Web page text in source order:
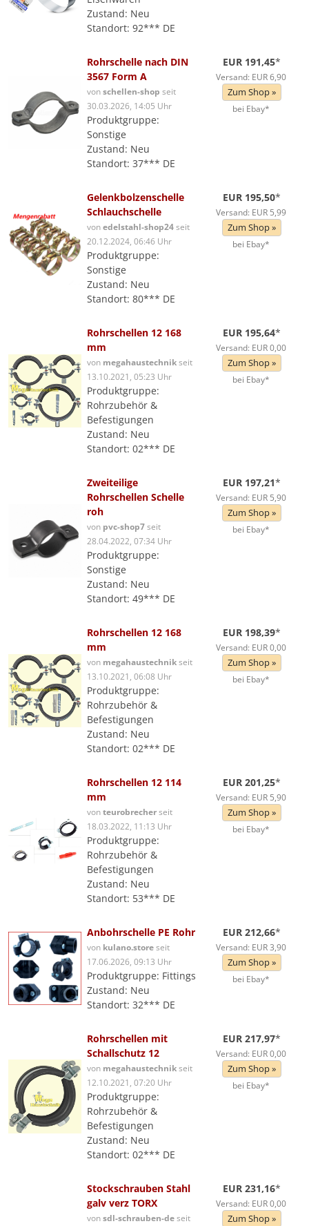
Zustand: Neu
Standort: 92*** DE
Rohrschelle nach DIN
3567 Form A
vonschellen-shop seit
30.03.2026, 14:05 Uhr
Produktgruppe:
Sonstige
Zustand: Neu
Standort: 37*** DE
EUR 191,45*
Versand: EUR 6,90
Zum Shop »
bei Ebay*
Gelenkbolzenschelle
Schlauchschelle
vonedelstahl-shop24seit
20.12.2024, 06:46 Uhr
Produktgruppe:
Sonstige
Zustand: Neu
Standort: 80*** DE
EUR 195,50*
Versand: EUR 5,99
Zum Shop »
bei Ebay*
Rohrschellen 12 168
mm
von megahaustechnikseit
13.10.2021, 05:23 Uhr
Produktgruppe:
Rohrzubehör &
Befestigungen
Zustand: Neu
Standort: 02*** DE
EUR 195,64*
Versand: EUR 0,00
Zum Shop »
bei Ebay*
Zweiteilige
Rohrschellen Schelle
roh
von pvc-shop7seit
28.04.2022, 07:34 Uhr
Produktgruppe:
Sonstige
Zustand: Neu
Standort: 49*** DE
EUR 197,21*
Versand: EUR 5,90
Zum Shop »
bei Ebay*
Rohrschellen 12 168
mm
von megahaustechnikseit
13.10.2021, 06:08 Uhr
Produktgruppe:
Rohrzubehör &
Befestigungen
Zustand: Neu
Standort: 02*** DE
EUR 198,39*
Versand: EUR 0,00
Zum Shop »
bei Ebay*
Rohrschellen 12 114
mm
vonteurobrecherseit
18.03.2022, 11:13 Uhr
Produktgruppe:
Rohrzubehör &
Befestigungen
Zustand: Neu
Standort: 53*** DE
EUR 201,25*
Versand: EUR 5,90
Zum Shop »
bei Ebay*
Anbohrschelle PE Rohr
von kulano.storeseit
17.06.2026, 09:13 Uhr
Produktgruppe: Fittings
Zustand: Neu
Standort: 32*** DE
EUR 212,66*
Versand: EUR 3,90
Zum Shop »
bei Ebay*
Rohrschellen mit
Schallschutz 12
von megahaustechnikseit
12.10.2021, 07:20 Uhr
Produktgruppe:
Rohrzubehör &
Befestigungen
Zustand: Neu
Standort: 02*** DE
EUR 217,97*
Versand: EUR 0,00
Zum Shop »
bei Ebay*
Stockschrauben Stahl
galv verz TORX
vonsdl-schrauben-deseit
EUR 231,16*
Versand: EUR 0,00
Zum Shop »